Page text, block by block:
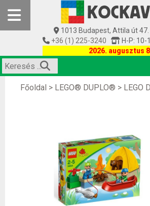
1013 Budapest, Attila út 47.
+36 (1) 225-3240
H-P: 10-
2026. augusztus
Főoldal > LEGO® DUPLO® > LEGO